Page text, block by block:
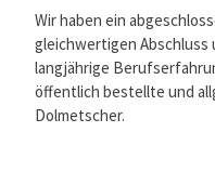
Wir haben ein
gleichwertigen
langjährige
öffentlich bestellte und
Dolmetscher.